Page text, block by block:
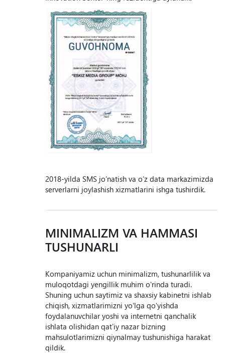
2018-yilda SMS jo‘natish va o‘z data markazimizda
serverlarni joylashish xizmatlarini ishga tushirdik.
MINIMALIZM VA HAMMASI
TUSHUNARLI
Kompaniyamiz uchun minimalizm, tushunarlilik va
muloqotdagi yengillik muhim oʻrinda turadi.
Shuning uchun saytimiz va shaxsiy kabinetni ishlab
chiqish, xizmatlarimizni yoʻlga qoʻyishda
foydalanuvchilar yoshi va internetni qanchalik
ishlata olishidan qatʼiy nazar bizning
mahsulotlarimizni qiynalmay tushunishiga harakat
qildik.